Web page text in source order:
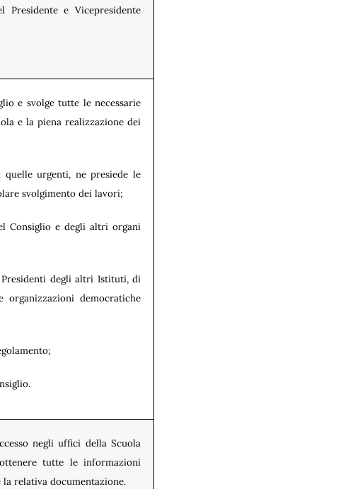
e Vicepresidente
e svolge tutte le necessarie
e la piena realizzazione dei
urgenti, ne presiede le
svolgimento dei lavori;
Consiglio e degli altri organi
degli altri Istituti, di
democratiche
negli uffici della Scuola
tutte le informazioni
relativa documentazione.